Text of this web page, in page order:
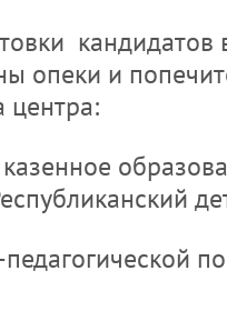
опеки и
центра: